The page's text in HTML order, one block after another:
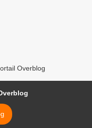
Overblog